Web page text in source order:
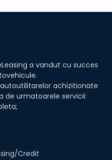
a vandut cu succes
achizitionate
de urmatoarele servicii:
Credit